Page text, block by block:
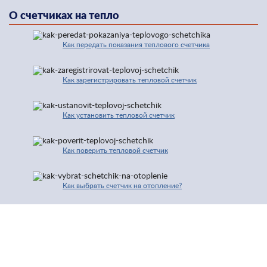
О счетчиках на тепло
Как передать показания теплового счетчика
Как зарегистрировать тепловой счетчик
Как установить тепловой счетчик
Как поверить тепловой счетчик
Как выбрать счетчик на отопление?